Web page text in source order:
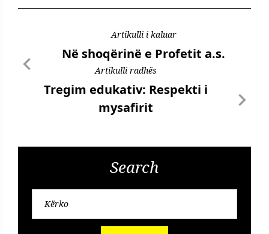
Artikulli i kaluar
Në shoqërinë e Profetit a.s.
Artikulli radhës
Tregim edukativ: Respekti i
mysafirit
Search